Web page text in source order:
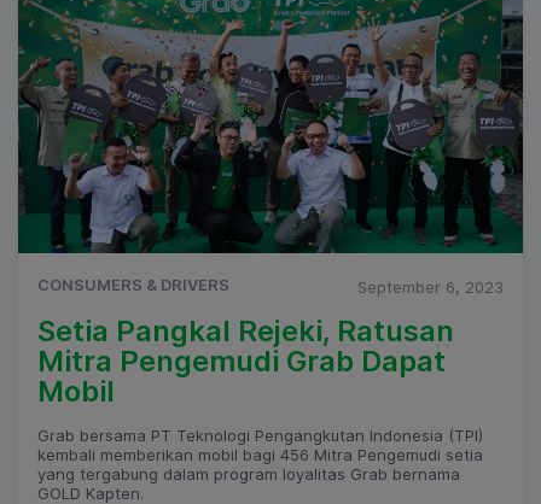
CONSUMERS & DRIVERS September 6, 2023
Setia Pangkal Rejeki, Ratusan
Mitra Pengemudi Grab Dapat
Mobil
Grab bersama PT Teknologi Pengangkutan Indonesia (TPI)
kembali memberikan mobil bagi 456 Mitra Pengemudi setia
yang tergabung dalam program loyalitas Grab bernama
GOLD Kapten.